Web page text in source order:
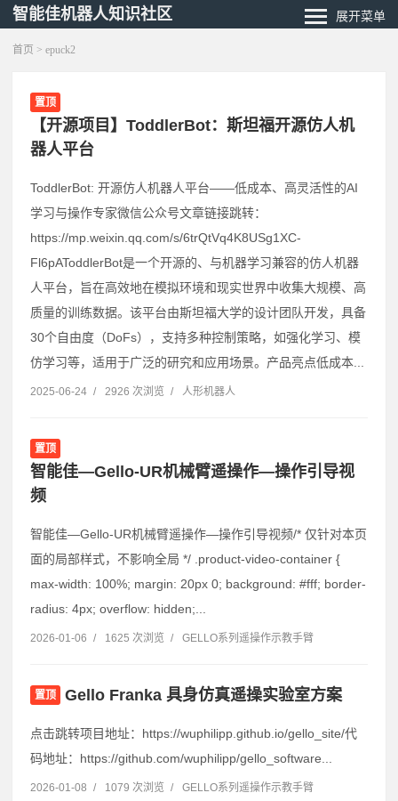
智能佳机器人知识社区 展开菜单
首页 > epuck2
置顶
【开源项目】ToddlerBot：斯坦福开源仿人机
器人平台
ToddlerBot: 开源仿人机器人平台——低成本、高灵活性的AI
学习与操作专家微信公众号文章链接跳转：
https://mp.weixin.qq.com/s/6trQtVq4K8USg1XC-
Fl6pAToddlerBot是一个开源的、与机器学习兼容的仿人机器
人平台，旨在高效地在模拟环境和现实世界中收集大规模、高
质量的训练数据。该平台由斯坦福大学的设计团队开发，具备
30个自由度（DoFs），支持多种控制策略，如强化学习、模
仿学习等，适用于广泛的研究和应用场景。产品亮点低成本...
2025-06-24 / 2926 次浏览 / 人形机器人
置顶
智能佳—Gello-UR机械臂遥操作—操作引导视
频
智能佳—Gello-UR机械臂遥操作—操作引导视频/* 仅针对本页
面的局部样式，不影响全局 */ .product-video-container {
max-width: 100%; margin: 20px 0; background: #fff; border-
radius: 4px; overflow: hidden;...
2026-01-06 / 1625 次浏览 / GELLO系列遥操作示教手臂
置顶 Gello Franka 具身仿真遥操实验室方案
点击跳转项目地址：https://wuphilipp.github.io/gello_site/代
码地址：https://github.com/wuphilipp/gello_software...
2026-01-08 / 1079 次浏览 / GELLO系列遥操作示教手臂